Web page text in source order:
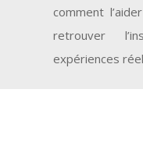
comment
retrouver
expériences